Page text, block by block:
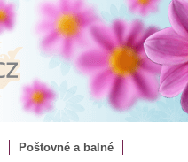
Poštovné a balné